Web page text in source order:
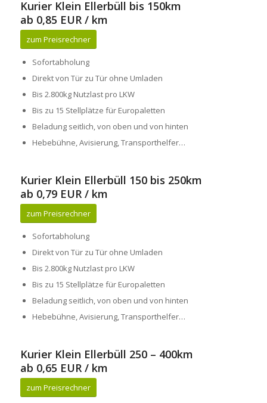
Kurier Klein Ellerbüll bis 150km
ab 0,85 EUR / km
zum Preisrechner
Sofortabholung
Direkt von Tür zu Tür ohne Umladen
Bis 2.800kg Nutzlast pro LKW
Bis zu 15 Stellplätze für Europaletten
Beladung seitlich, von oben und von hinten
Hebebühne, Avisierung, Transporthelfer…
Kurier Klein Ellerbüll 150 bis 250km
ab 0,79 EUR / km
zum Preisrechner
Sofortabholung
Direkt von Tür zu Tür ohne Umladen
Bis 2.800kg Nutzlast pro LKW
Bis zu 15 Stellplätze für Europaletten
Beladung seitlich, von oben und von hinten
Hebebühne, Avisierung, Transporthelfer…
Kurier Klein Ellerbüll 250 – 400km
ab 0,65 EUR / km
zum Preisrechner